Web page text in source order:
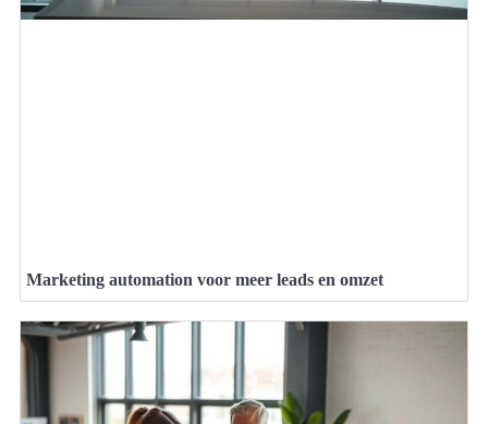
Marketing automation voor meer leads en omzet